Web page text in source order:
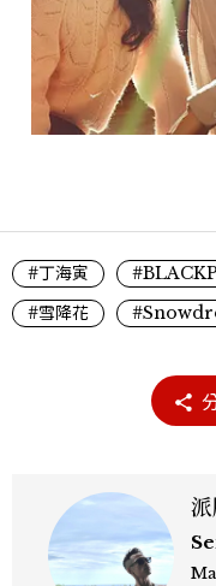
#丁海寅
#雪降花